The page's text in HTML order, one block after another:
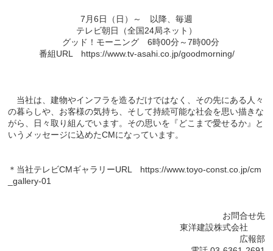
7月6日（日）～ 以降、毎週
テレビ朝日（全国24局ネット）
グッド！モーニング 6時00分～7時00分
番組URL https://www.tv-asahi.co.jp/goodmorning/
当社は、建物やインフラを造るだけではなく、その先にある人々
の暮らしや、お客様の気持ち、そして持続可能な社会を思い描きな
がら、日々取り組んでいます。その思いを『どこまで愛せるか』と
いうメッセージに込めたCMになっています。
＊当社テレビCMギャラリーURL https://www.toyo-const.co.jp/cm
_gallery-01
お問合せ先
東洋建設株式会社
広報部